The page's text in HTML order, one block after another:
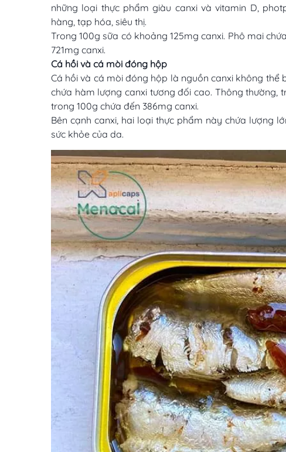
những loại thực phẩm giàu canxi và vitamin D,
hàng, tạp hóa, siêu thị.
Trong 100g sữa có khoảng 125mg canxi. Phô mai
721mg canxi.
Cá hồi và cá mòi đóng hộp
Cá hồi và cá mòi đóng hộp là nguồn canxi không
chứa hàm lượng canxi tương đối cao. Thông thường,
trong 100g chứa đến 386mg canxi.
Bên cạnh canxi, hai loại thực phẩm này chứa lượng
sức khỏe của da.